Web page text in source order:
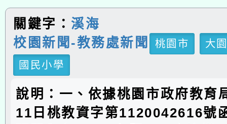
關鍵字： 溪海
校園新聞-教務處新聞
桃園市
大
國民小學
說明：一、依據桃園市政府教育
11日桃教資字第1120042616號